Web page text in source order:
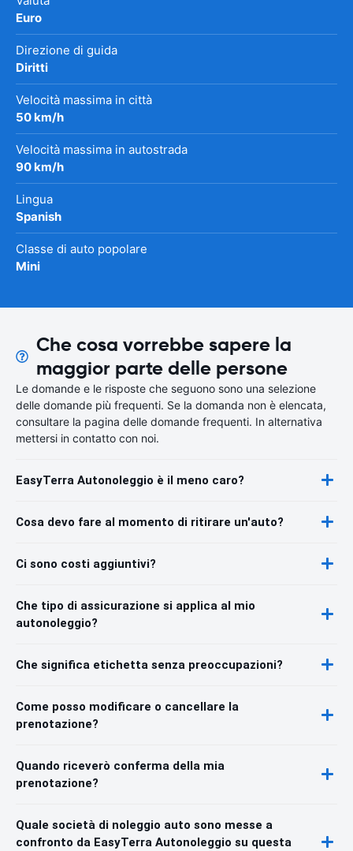
Euro
Direzione di guida
Diritti
Velocità massima in città
50 km/h
Velocità massima in autostrada
90 km/h
Lingua
Spanish
Classe di auto popolare
Mini
Che cosa vorrebbe sapere la
maggior parte delle persone
Le domande e le risposte che seguono sono una selezione
delle domande più frequenti. Se la domanda non è elencata,
consultare la pagina delle domande frequenti. In alternativa
mettersi in contatto con noi.
EasyTerra Autonoleggio è il meno caro?
Cosa devo fare al momento di ritirare un'auto?
Ci sono costi aggiuntivi?
Che tipo di assicurazione si applica al mio
autonoleggio?
Che significa etichetta senza preoccupazioni?
Come posso modificare o cancellare la
prenotazione?
Quando riceverò conferma della mia
prenotazione?
Quale società di noleggio auto sono messe a
confronto da EasyTerra Autonoleggio su questa